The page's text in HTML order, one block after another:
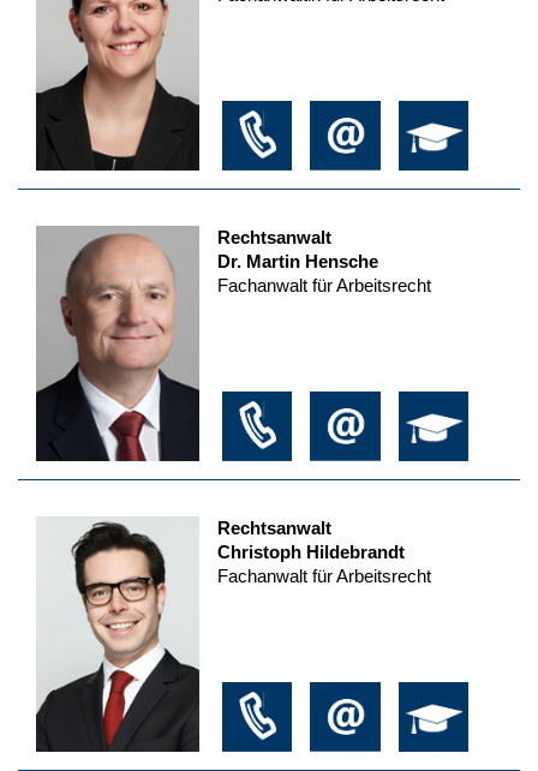
Rechtsanwalt
Dr. Martin Hensche
Fachanwalt für Arbeitsrecht
Rechtsanwalt
Christoph Hildebrandt
Fachanwalt für Arbeitsrecht